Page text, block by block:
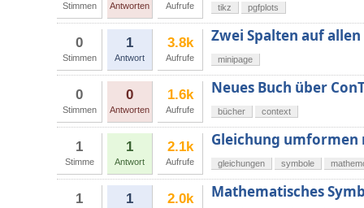
Stimmen Antworten Aufrufe tikz pgfplots
0
Stimmen
1
Antwort
3.8k
Aufrufe
Zwei Spalten auf allen
minipage
0
Stimmen
0
Antworten
1.6k
Aufrufe
Neues Buch über
bücher context
1
Stimme
1
Antwort
2.1k
Aufrufe
Gleichung umformen
gleichungen symbole
1 1 2.0k Mathematisches